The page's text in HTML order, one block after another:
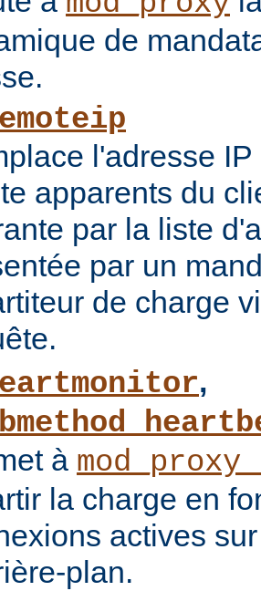
de
l'adresse
apparents du
par la liste
par un
de charge
,
à
la charge en
actives
plan.